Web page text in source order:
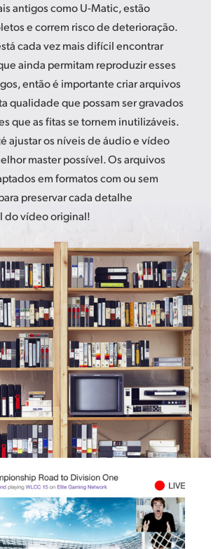
antigos como U-Matic, estão
e correm risco de deterioração.
cada vez mais difícil encontrar
ainda permitam reproduzir esses
então é importante criar arquivos
qualidade que possam ser gravados
que as fitas se tornem inutilizáveis.
ajustar os níveis de áudio e vídeo
master possível. Os arquivos
em formatos com ou sem
preservar cada detalhe
do vídeo original!